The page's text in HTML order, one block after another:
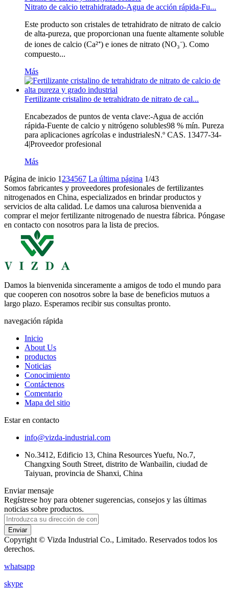
Nitrato de calcio tetrahidratado-Agua de acción rápida-Fu...
Este producto son cristales de tetrahidrato de nitrato de calcio
de alta-pureza, que proporcionan una fuente altamente soluble
de iones de calcio (Ca²⁺) e iones de nitrato (NO₃⁻). Como
compuesto...
Más
Fertilizante cristalino de tetrahidrato de nitrato de cal...
Encabezados de puntos de venta clave:-Agua de acción
rápida-Fuente de calcio y nitrógeno solubles98 % mín. Pureza
para aplicaciones agrícolas e industrialesN.º CAS. 13477-34-
4|Proveedor profesional
Más
Página de inicio 1 234567 La última página 1/43
Somos fabricantes y proveedores profesionales de fertilizantes
nitrogenados en China, especializados en brindar productos y
servicios de alta calidad. Le damos una calurosa bienvenida a
comprar el mejor fertilizante nitrogenado de nuestra fábrica. Póngase
en contacto con nosotros para la lista de precios.
Damos la bienvenida sinceramente a amigos de todo el mundo para
que cooperen con nosotros sobre la base de beneficios mutuos a
largo plazo. Esperamos recibir sus consultas pronto.
navegación rápida
Inicio
About Us
productos
Noticias
Conocimiento
Contáctenos
Comentario
Mapa del sitio
Estar en contacto
info@vizda-industrial.com
No.3412, Edificio 13, China Resources Yuefu, No.7,
Changxing South Street, distrito de Wanbailin, ciudad de
Taiyuan, provincia de Shanxi, China
Enviar mensaje
Regístrese hoy para obtener sugerencias, consejos y las últimas
noticias sobre productos.
Enviar
Copyright © Vizda Industrial Co., Limitado. Reservados todos los
derechos.
whatsapp
skype